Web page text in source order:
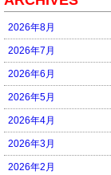
2026年8月
2026年7月
2026年6月
2026年5月
2026年4月
2026年3月
2026年2月